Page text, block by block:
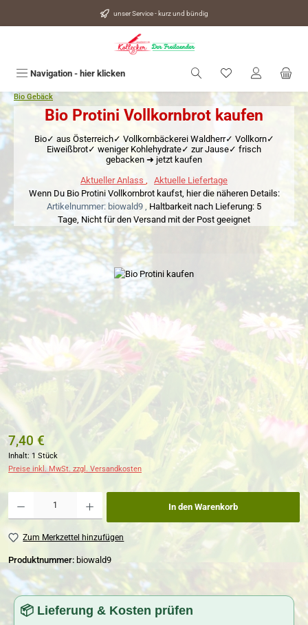
unser Service - kurz und bündig
Navigation - hier klicken Du hast 0
Bio Gebäck
Bio Protini Vollkornbrot kaufen
Bio✓ aus Österreich✓ Vollkornbäckerei Waldherr✓ Vollkorn✓
Eiweißbrot✓ weniger Kohlehydrate✓ zur Jause✓ frisch
gebacken ➜ jetzt kaufen
Aktueller Anlass
Aktuelle Liefertage
Wenn Du Bio Protini Vollkornbrot kaufst, hier die näheren Details:
Artikelnummer: biowald9 , Haltbarkeit nach Lieferung: 5
Tage, Nicht für den Versand mit der Post geeignet
Bildergalerie überspringen
7,40 €
Inhalt: 1 Stück
Preise inkl. MwSt. zzgl. Versandkosten
Produkt Anzahl: Gib den gewünschten Wert ein oder benutze die Schaltflächen um die Anzahl zu
In den Warenkorb
Zum Merkzettel hinzufügen
Produktnummer: biowald9
📦 Lieferung & Kosten prüfen